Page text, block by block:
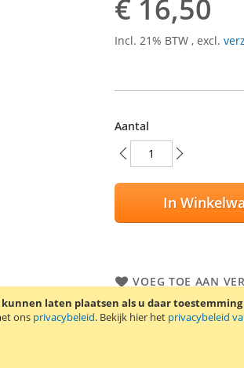
laten plaatsen als u daar
ons privacybeleid. Bekijk hier het privacybeleid
€ 16,50
Incl. 21% BTW, excl.
Aantal
In
VOEG TOE AAN
TOEVOEGEN OM
Originele HTC accu